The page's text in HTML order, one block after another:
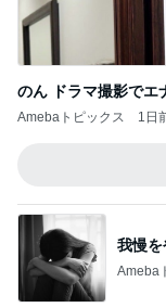
のん ドラマ撮影でエ
Amebaトピックス 1日
我慢
Ameba